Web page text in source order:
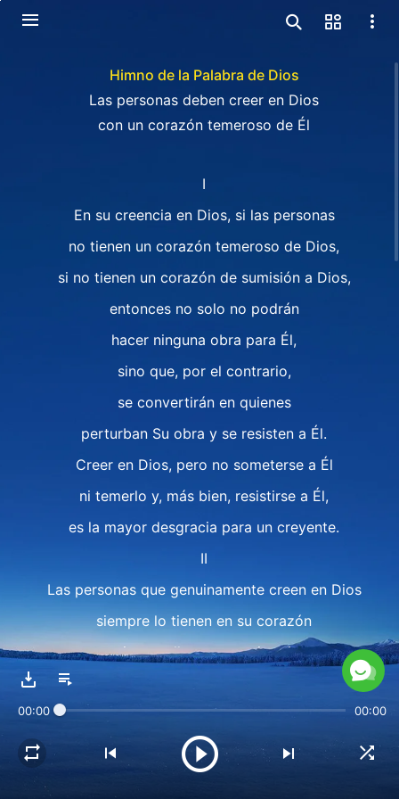
Himno de la Palabra de Dios
Las personas deben creer en Dios
con un corazón temeroso de Él
I
En su creencia en Dios, si las personas
no tienen un corazón temeroso de Dios,
si no tienen un corazón de sumisión a Dios,
entonces no solo no podrán
hacer ninguna obra para Él,
sino que, por el contrario,
se convertirán en quienes
perturban Su obra y se resisten a Él.
Creer en Dios, pero no someterse a Él
ni temerlo y, más bien, resistirse a Él,
es la mayor desgracia para un creyente.
II
Las personas que genuinamente creen en Dios
siempre lo tienen en su corazón
y siempre llevan en su interior
un corazón amante de Él.
Aquellos que creen en Dios
deben hacer las cosas con cautela y prudencia,
00:00 00:00